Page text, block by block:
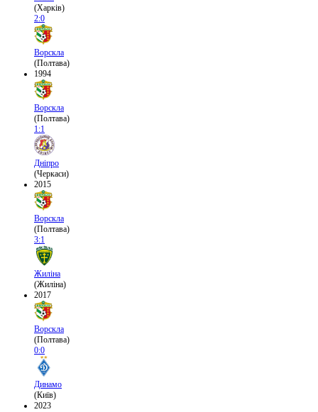
(Харків)
2:0
Ворскла
(Полтава)
1994
Ворскла
(Полтава)
1:1
Дніпро
(Черкаси)
2015
Ворскла
(Полтава)
3:1
Жиліна
(Жиліна)
2017
Ворскла
(Полтава)
0:0
Динамо
(Київ)
2023